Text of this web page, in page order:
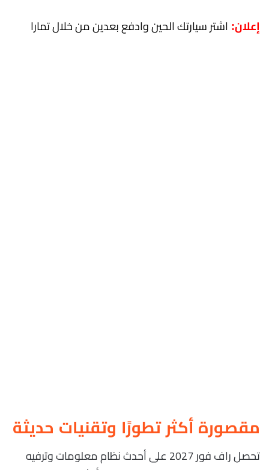
إعلان: اشتر سيارتك الحين وادفع بعدين من خلال تمارا
مقصورة أكثر تطورًا وتقنيات حديثة
تحصل راف فور 2027 على أحدث نظام معلومات وترفيه